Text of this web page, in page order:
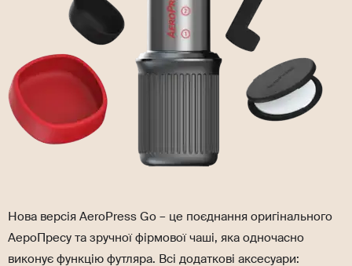
Нова версія AeroPress Go – це поєднання оригінального
АероПресу та зручної фірмової чаші, яка одночасно
виконує функцію футляра. Всі додаткові аксесуари: